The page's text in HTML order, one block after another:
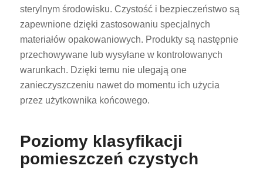
sterylnym środowisku. Czystość i bezpieczeństwo są
zapewnione dzięki zastosowaniu specjalnych
materiałów opakowaniowych. Produkty są następnie
przechowywane lub wysyłane w kontrolowanych
warunkach. Dzięki temu nie ulegają one
zanieczyszczeniu nawet do momentu ich użycia
przez użytkownika końcowego.
Poziomy klasyfikacji
pomieszczeń czystych